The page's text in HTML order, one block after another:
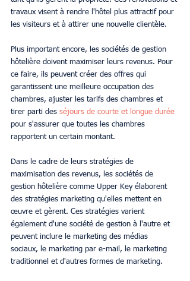
travaux visent à rendre l'hôtel plus attractif pour
les visiteurs et à attirer une nouvelle clientèle.
Plus important encore, les sociétés de gestion
hôtelière doivent maximiser leurs revenus. Pour
ce faire, ils peuvent créer des offres qui
garantissent une meilleure occupation des
chambres, ajuster les tarifs des chambres et
tirer parti des séjours de courte et longue durée
pour s'assurer que toutes les chambres
rapportent un certain montant.
Dans le cadre de leurs stratégies de
maximisation des revenus, les sociétés de
gestion hôtelière comme Upper Key élaborent
des stratégies marketing qu'elles mettent en
œuvre et gèrent. Ces stratégies varient
également d'une société de gestion à l'autre et
peuvent inclure le marketing des médias
sociaux, le marketing par e-mail, le marketing
traditionnel et d'autres formes de marketing.